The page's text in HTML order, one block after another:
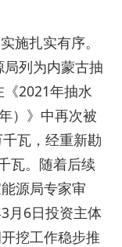
施扎实有序。
列为内蒙古抽
2021年抽水
）》中再次被
瓦，经重新勘
瓦。随着后续
源局专家审
月6日投资主体
挖工作稳步推